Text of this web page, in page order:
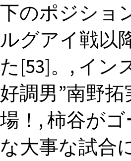
下のポジショ
ルグアイ戦以
た[53]。, イン
好調男”南野
場！, 柿谷が
な大事な試合